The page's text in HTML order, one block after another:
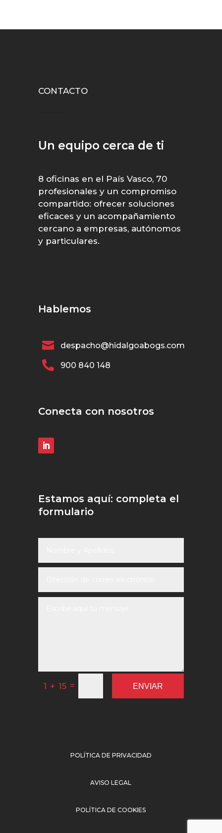
CONTACTO
Un equipo cerca de ti
8 oficinas en el País Vasco, 70
profesionales y un compromiso
compartido: ofrecer soluciones
eficaces y un acompañamiento
cercano a empresas, autónomos
y particulares.
Hablemos
 despacho@hidalgoabogs.com
 900 840 148
Conecta con nosotros
Estamos aquí: completa el
formulario
1 + 15 = ENVIAR
POLÍTICA DE PRIVACIDAD
AVISO LEGAL
POLÍTICA DE COOKIES